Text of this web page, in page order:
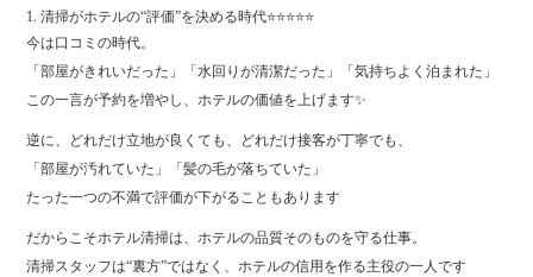
1. 清掃がホテルの“評価”を決める時代⭐️⭐️⭐️⭐️⭐️
今は口コミの時代。
「部屋がきれいだった」「水回りが清潔だった」「気持ちよく泊まれた」
この一言が予約を増やし、ホテルの価値を上げます✨
逆に、どれだけ立地が良くても、どれだけ接客が丁寧でも、
「部屋が汚れていた」「髪の毛が落ちていた」
たった一つの不満で評価が下がることもあります
だからこそホテル清掃は、ホテルの品質そのものを守る仕事。
清掃スタッフは“裏方”ではなく、ホテルの信用を作る主役の一人です